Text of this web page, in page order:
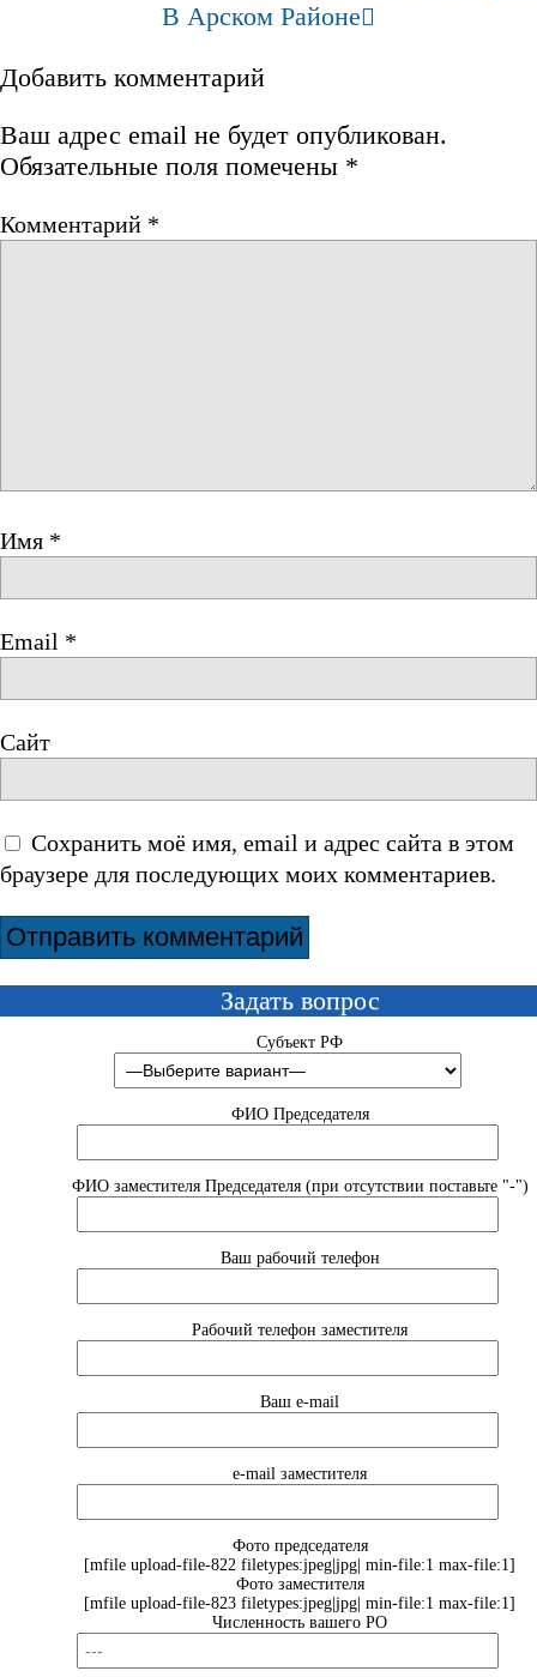
В Арском Районе
Добавить комментарий
Ваш адрес email не будет опубликован.
Обязательные поля помечены *
Комментарий *
Имя *
Email *
Сайт
Сохранить моё имя, email и адрес сайта в этом
браузере для последующих моих комментариев.
Задать вопрос
Субъект РФ
ФИО Председателя
ФИО заместителя Председателя (при отсутствии поставьте "-")
Ваш рабочий телефон
Рабочий телефон заместителя
Ваш e-mail
e-mail заместителя
Фото председателя
[mfile upload-file-822 filetypes:jpeg|jpg| min-file:1 max-file:1]
Фото заместителя
[mfile upload-file-823 filetypes:jpeg|jpg| min-file:1 max-file:1]
Численность вашего РО